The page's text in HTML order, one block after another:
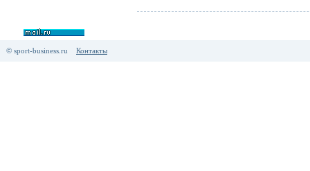
© sport-business.ru Контакты